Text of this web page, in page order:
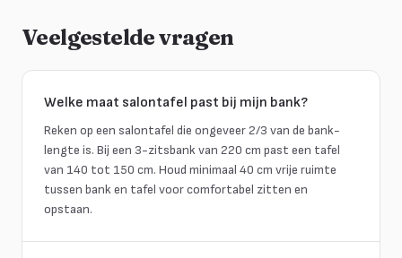
Veelgestelde vragen
Welke maat salontafel past bij mijn bank?
Reken op een salontafel die ongeveer 2/3 van de bank-
lengte is. Bij een 3-zitsbank van 220 cm past een tafel
van 140 tot 150 cm. Houd minimaal 40 cm vrije ruimte
tussen bank en tafel voor comfortabel zitten en
opstaan.